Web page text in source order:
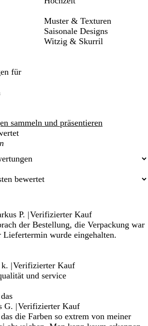
Muster & Texturen
Saisonale Designs
Witzig & Skurril
für
sammeln und präsentieren
P. |Verifizierter Kauf
der Bestellung, die Verpackung war
Liefertermin wurde eingehalten.
|Verifizierter Kauf
und service
G. |Verifizierter Kauf
die Farben so extrem von meiner